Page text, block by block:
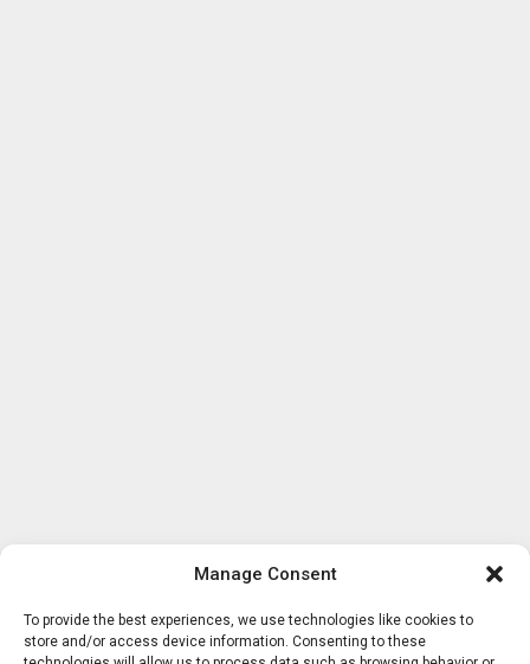
Manage Consent
To provide the best experiences, we use technologies like cookies to
store and/or access device information. Consenting to these